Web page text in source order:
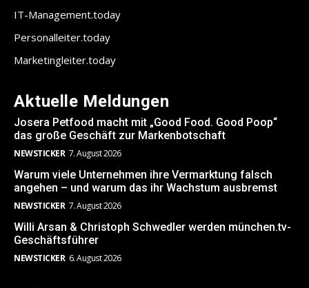
IT-Management.today
Personalleiter.today
Marketingleiter.today
Aktuelle Meldungen
Josera Petfood macht mit „Good Food. Good Poop“
das große Geschäft zur Markenbotschaft
NEWSTICKER 7. August 2026
Warum viele Unternehmen ihre Vermarktung falsch
angehen – und warum das ihr Wachstum ausbremst
NEWSTICKER 7. August 2026
Willi Arsan & Christoph Schwedler werden münchen.tv-
Geschäftsführer
NEWSTICKER 6. August 2026